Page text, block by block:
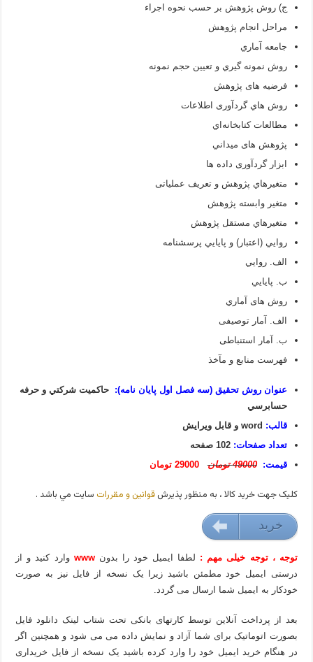
ج) روش پژوهش بر حسب نحوه اجراء
مراحل انجام پژوهش
جامعه آماري
روش نمونه گيري و تعيين حجم نمونه
فرضيه های پژوهش
روش هاي گردآوری اطلاعات
مطالعات کتابخانه‌اي
پژوهش های ميداني
ابزار گردآوری داده ها
متغيرهاي پژوهش و تعریف عملیاتی
متغير وابسته پژوهش
متغيرهاي مستقل پژوهش
روايي (اعتبار) و پايايي پرسشنامه
الف. روايي
ب. پايايي
روش های آماري
الف. آمار توصیفی
ب. آمار استنباطی
فهرست منابع و مآخذ
عنوان روش تحقیق (سه فصل اول پایان نامه): حاكميت شركتي و حرفه
حسابرسي
قالب:
تعداد صفحات: 102 صفحه
قیمت:49000 تومان 29000 تومان
کليک جهت خريد کالا ، به منظور پذيرشقوانين و مقررات سايت مي باشد .
29000 تومان خريد
توجه ، توجه خیلی مهم : لطفا ایمیل خود را بدون www وارد کنید و از
درستی ایمیل خود مطمئن باشید زیرا یک نسخه از فایل نیز به صورت
خودکار به ایمیل شما ارسال می گردد.
بعد از پرداخت آنلاین توسط کارتهای بانکی تحت شتاب لینک دانلود فایل
بصورت اتوماتیک برای شما آزاد و نمایش داده می می شود و همچنین اگر
در هنگام خرید ایمیل خود را وارد کرده باشید یک نسخه از فایل خریداری